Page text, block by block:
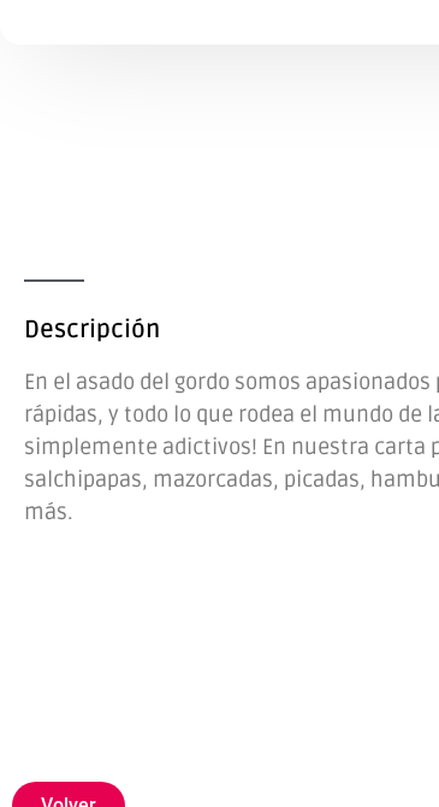
Descripción
En el asado del gordo somos
rápidas, y todo lo que rodea el mundo de
simplemente adictivos! En nuestra carta
salchipapas, mazorcadas, picadas,
más.